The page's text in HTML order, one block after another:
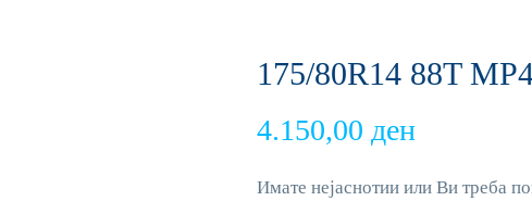
175/80R14 88T
4.150,00 ден
Имате нејаснотии или Ви треба